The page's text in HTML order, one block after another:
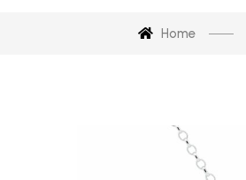
Home